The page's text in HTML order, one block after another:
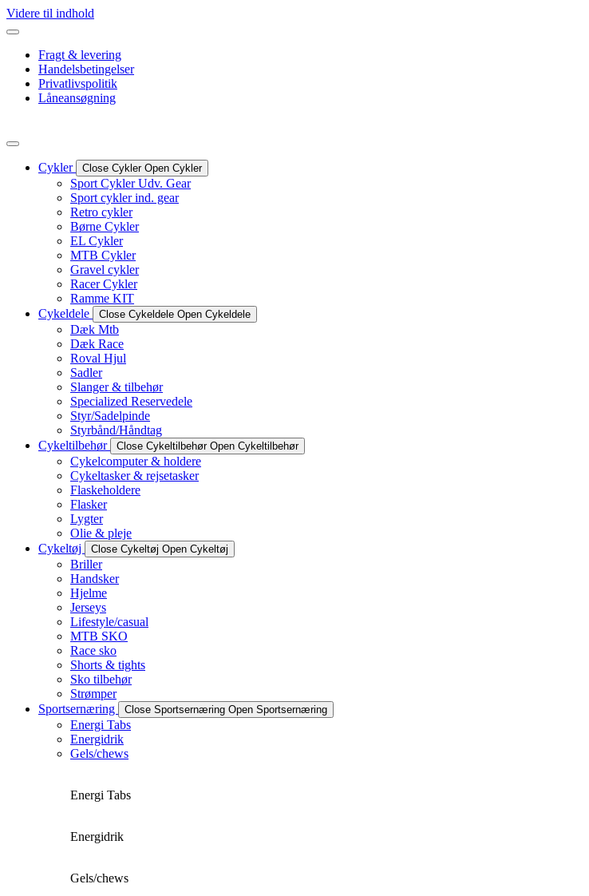
Videre til indhold
Fragt & levering
Handelsbetingelser
Privatlivspolitik
Låneansøgning
Cykler Close Cykler Open Cykler
Sport Cykler Udv. Gear
Sport cykler ind. gear
Retro cykler
Børne Cykler
EL Cykler
MTB Cykler
Gravel cykler
Racer Cykler
Ramme KIT
Cykeldele
Close Cykeldele Open Cykeldele
Dæk Mtb
Dæk Race
Roval Hjul
Sadler
Slanger & tilbehør
Specialized Reservedele
Styr/Sadelpinde
Styrbånd/Håndtag
Cykeltilbehør
Close Cykeltilbehør Open Cykeltilbehør
Cykelcomputer & holdere
Cykeltasker & rejsetasker
Flaskeholdere
Flasker
Lygter
Olie & pleje
Cykeltøj
Close Cykeltøj Open Cykeltøj
Briller
Handsker
Hjelme
Jerseys
Lifestyle/casual
MTB SKO
Race sko
Shorts & tights
Sko tilbehør
Strømper
Sportsernæring
Close Sportsernæring Open Sportsernæring
Energi Tabs
Energidrik
Gels/chews
Energi Tabs
Energidrik
Gels/chews